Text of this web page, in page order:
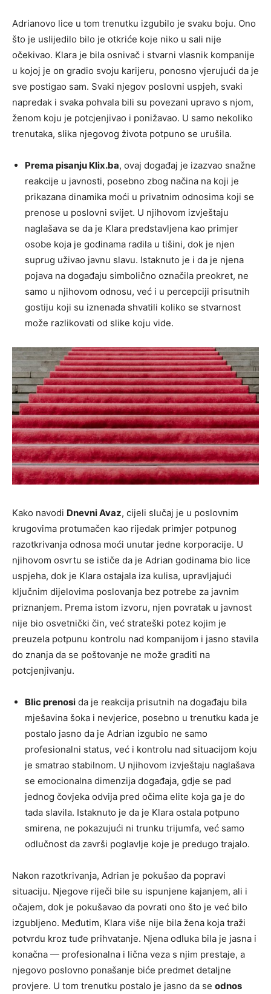
Adrianovo lice u tom trenutku izgubilo je svaku boju. Ono
što je uslijedilo bilo je otkriće koje niko u sali nije
očekivao. Klara je bila osnivač i stvarni vlasnik kompanije
u kojoj je on gradio svoju karijeru, ponosno vjerujući da je
sve postigao sam. Svaki njegov poslovni uspjeh, svaki
napredak i svaka pohvala bili su povezani upravo s njom,
ženom koju je potcjenjivao i ponižavao. U samo nekoliko
trenutaka, slika njegovog života potpuno se urušila.
Prema pisanju Klix.ba, ovaj događaj je izazvao snažne
reakcije u javnosti, posebno zbog načina na koji je
prikazana dinamika moći u privatnim odnosima koji se
prenose u poslovni svijet. U njihovom izvještaju
naglašava se da je Klara predstavljena kao primjer
osobe koja je godinama radila u tišini, dok je njen
suprug uživao javnu slavu. Istaknuto je i da je njena
pojava na događaju simbolično označila preokret, ne
samo u njihovom odnosu, već i u percepciji prisutnih
gostiju koji su iznenada shvatili koliko se stvarnost
može razlikovati od slike koju vide.
Kako navodi Dnevni Avaz, cijeli slučaj je u poslovnim
krugovima protumačen kao rijedak primjer potpunog
razotkrivanja odnosa moći unutar jedne korporacije. U
njihovom osvrtu se ističe da je Adrian godinama bio lice
uspjeha, dok je Klara ostajala iza kulisa, upravljajući
ključnim dijelovima poslovanja bez potrebe za javnim
priznanjem. Prema istom izvoru, njen povratak u javnost
nije bio osvetnički čin, već strateški potez kojim je
preuzela potpunu kontrolu nad kompanijom i jasno stavila
do znanja da se poštovanje ne može graditi na
potcjenjivanju.
Blic prenosi da je reakcija prisutnih na događaju bila
mješavina šoka i nevjerice, posebno u trenutku kada je
postalo jasno da je Adrian izgubio ne samo
profesionalni status, već i kontrolu nad situacijom koju
je smatrao stabilnom. U njihovom izvještaju naglašava
se emocionalna dimenzija događaja, gdje se pad
jednog čovjeka odvija pred očima elite koja ga je do
tada slavila. Istaknuto je da je Klara ostala potpuno
smirena, ne pokazujući ni trunku trijumfa, već samo
odlučnost da završi poglavlje koje je predugo trajalo.
Nakon razotkrivanja, Adrian je pokušao da popravi
situaciju. Njegove riječi bile su ispunjene kajanjem, ali i
očajem, dok je pokušavao da povrati ono što je već bilo
izgubljeno. Međutim, Klara više nije bila žena koja traži
potvrdu kroz tuđe prihvatanje. Njena odluka bila je jasna i
konačna — profesionalna i lična veza s njim prestaje, a
njegovo poslovno ponašanje biće predmet detaljne
provjere. U tom trenutku postalo je jasno da se odnos